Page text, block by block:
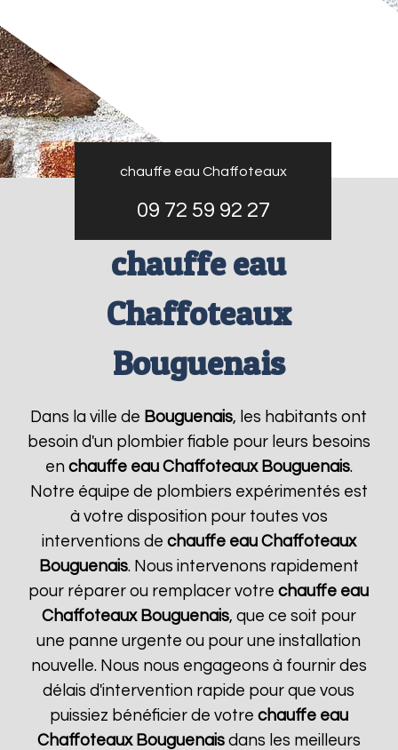
chauffe eau Chaffoteaux
09 72 59 92 27
chauffe eau
Chaffoteaux
Bouguenais
Dans la ville de Bouguenais, les habitants ont
besoin d'un plombier fiable pour leurs besoins
en chauffe eau Chaffoteaux Bouguenais.
Notre équipe de plombiers expérimentés est
à votre disposition pour toutes vos
interventions de chauffe eau Chaffoteaux
Bouguenais. Nous intervenons rapidement
pour réparer ou remplacer votrechauffe eau
Chaffoteaux Bouguenais, que ce soit pour
une panne urgente ou pour une installation
nouvelle. Nous nous engageons à fournir des
délais d'intervention rapide pour que vous
puissiez bénéficier de votre chauffe eau
Chaffoteaux Bouguenaisdans les meilleurs